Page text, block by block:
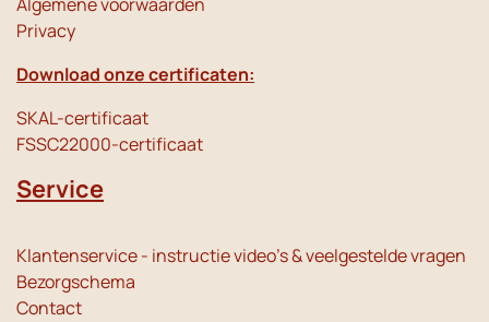
Privacy
Download onze certificaten:
SKAL-certificaat
FSSC22000-certificaat
Service
Klantenservice - instructie video's & veelgestelde vragen
Bezorgschema
Contact